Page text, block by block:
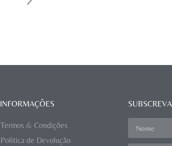
INFORMAÇÕES
Termos & Condições
Política de Devolução